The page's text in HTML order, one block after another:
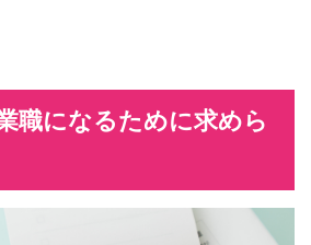
職になるために求めら